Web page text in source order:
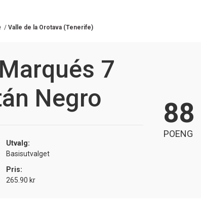
/ Valle de la Orotava (Tenerife)
7
Negro
Utvalg:
Basisutvalget
Pris:
265.90 kr
88
POENG